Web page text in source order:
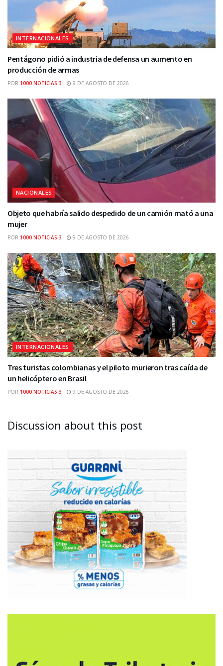
INTERNACIONALES
Pentágono pidió a industria de defensa un aumento en
producción de armas
POR 1000 NOTICIAS 3 9 DE AGOSTO DE 2026
NACIONALES
Objeto que habría salido despedido de un camión mató a una
mujer
POR 1000 NOTICIAS 3 9 DE AGOSTO DE 2026
INTERNACIONALES
Tres turistas colombianas y el piloto murieron tras caída de
un helicóptero en Brasil
POR 1000 NOTICIAS 3 9 DE AGOSTO DE 2026
Discussion about this post